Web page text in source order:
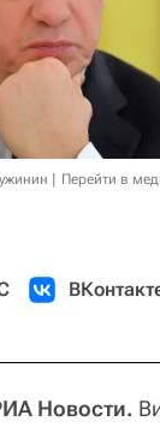
Перейти в
Новости.